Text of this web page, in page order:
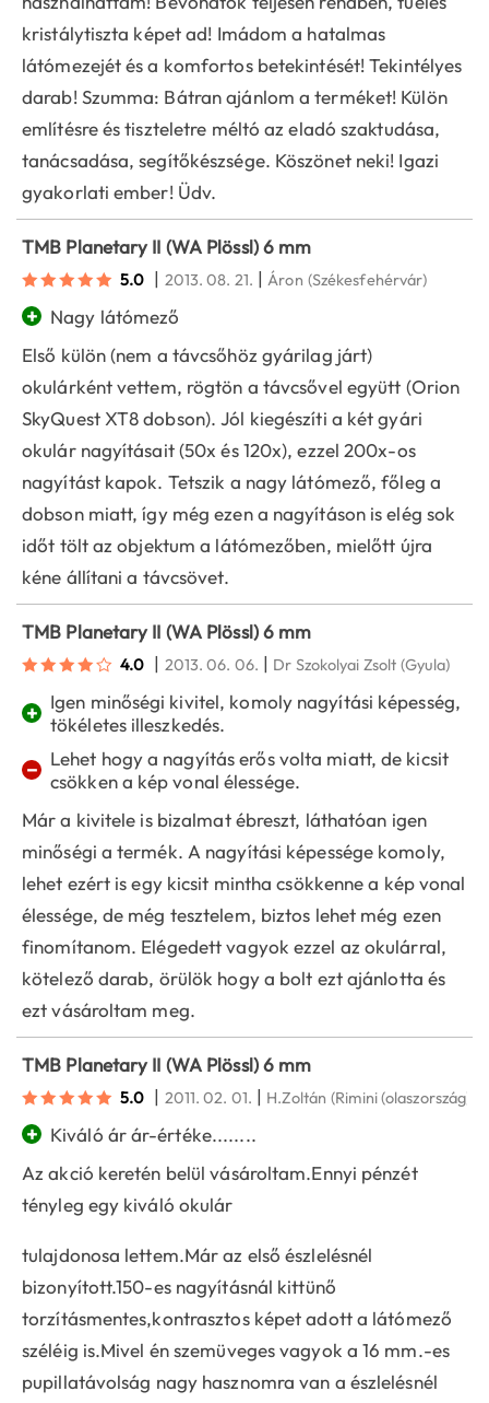
kristálytiszta képet ad! Imádom a hatalmas
látómezejét és a komfortos betekintését! Tekintélyes
darab! Szumma: Bátran ajánlom a terméket! Külön
említésre és tiszteletre méltó az eladó szaktudása,
tanácsadása, segítőkészsége. Köszönet neki! Igazi
gyakorlati ember! Üdv.
TMB Planetary II (WA Plössl) 6 mm
5.0 | 2013. 08. 21. | Áron (Székesfehérvár)
+
Nagy látómező
Első külön (nem a távcsőhöz gyárilag járt)
okulárként vettem, rögtön a távcsővel együtt (Orion
SkyQuest XT8 dobson). Jól kiegészíti a két gyári
okulár nagyításait (50x és 120x), ezzel 200x-os
nagyítást kapok. Tetszik a nagy látómező, főleg a
dobson miatt, így még ezen a nagyításon is elég sok
időt tölt az objektum a látómezőben, mielőtt újra
kéne állítani a távcsövet.
TMB Planetary II (WA Plössl) 6 mm
4.0 | 2013. 06. 06. | Dr Szokolyai Zsolt (Gyula)
+
Igen minőségi kivitel, komoly nagyítási képesség,
tökéletes illeszkedés.
−
Lehet hogy a nagyítás erős volta miatt, de kicsit
csökken a kép vonal élessége.
Már a kivitele is bizalmat ébreszt, láthatóan igen
minőségi a termék. A nagyítási képessége komoly,
lehet ezért is egy kicsit mintha csökkenne a kép vonal
élessége, de még tesztelem, biztos lehet még ezen
finomítanom. Elégedett vagyok ezzel az okulárral,
kötelező darab, örülök hogy a bolt ezt ajánlotta és
ezt vásároltam meg.
TMB Planetary II (WA Plössl) 6 mm
5.0 | 2011. 02. 01. | H.Zoltán (Rimini (olaszország))
+
Kiváló ár ár-értéke........
Az akció keretén belül vásároltam.Ennyi pénzét
tényleg egy kiváló okulár
tulajdonosa lettem.Már az első észlelésnél
bizonyított.150-es nagyításnál kittünő
torzításmentes,kontrasztos képet adott a látómező
széléig is.Mivel én szemüveges vagyok a 16 mm.-es
pupillatávolság nagy hasznomra van a észlelésnél